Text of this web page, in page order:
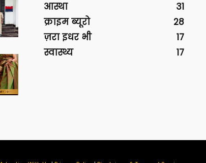
आस्था
31
क्राइम ब्यूरो
28
ज़रा इधर भी
17
स्वास्थ्य
17